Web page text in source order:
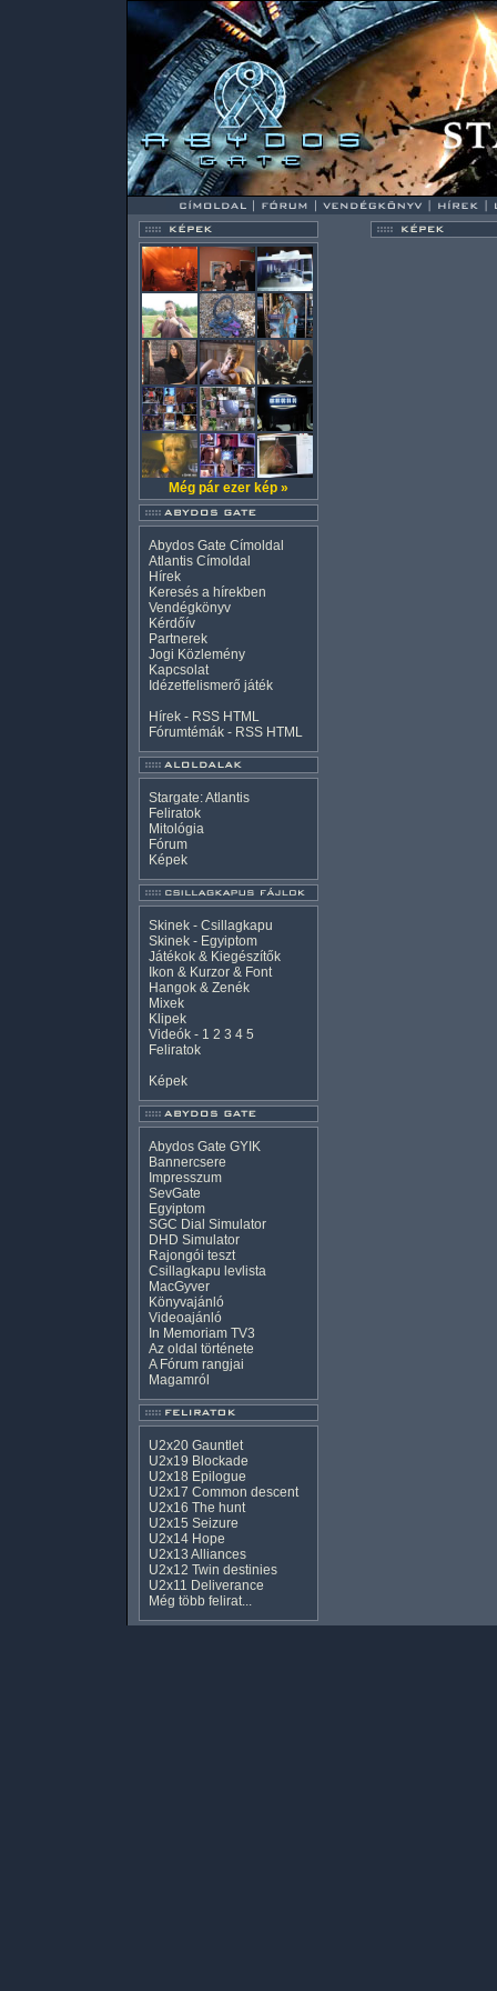
Még pár ezer kép »
Abydos Gate Címoldal
Atlantis Címoldal
Hírek
Keresés a hírekben
Vendégkönyv
Kérdőív
Partnerek
Jogi Közlemény
Kapcsolat
Idézetfelismerő játék
Hírek - RSS HTML
Fórumtémák - RSS HTML
Stargate: Atlantis
Feliratok
Mitológia
Fórum
Képek
Skinek - Csillagkapu
Skinek - Egyiptom
Játékok & Kiegészítők
Ikon & Kurzor & Font
Hangok & Zenék
Mixek
Klipek
Videók- 1 2 3 4 5
Feliratok
Képek
Abydos Gate GYIK
Bannercsere
Impresszum
SevGate
Egyiptom
SGC Dial Simulator
DHD Simulator
Rajongói teszt
Csillagkapu levlista
MacGyver
Könyvajánló
Videoajánló
In Memoriam TV3
Az oldal története
A Fórum rangjai
Magamról
U2x20 Gauntlet
U2x19 Blockade
U2x18 Epilogue
U2x17 Common descent
U2x16 The hunt
U2x15 Seizure
U2x14 Hope
U2x13 Alliances
U2x12 Twin destinies
U2x11 Deliverance
Még több felirat...